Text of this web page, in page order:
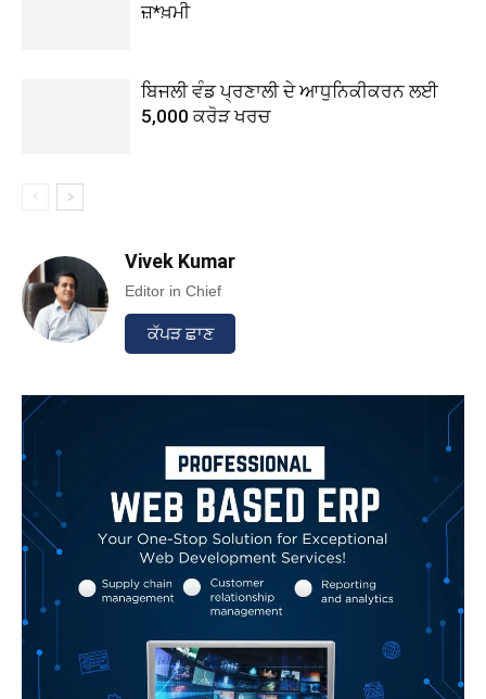
ਜ਼*ਖ਼ਮੀ
ਬਿਜਲੀ ਵੰਡ ਪ੍ਰਣਾਲੀ ਦੇ ਆਧੁਨਿਕੀਕਰਨ ਲਈ
5,000 ਕਰੋੜ ਖਰਚ
Vivek Kumar
Editor in Chief
ਕੱਪੜ ਛਾਣ